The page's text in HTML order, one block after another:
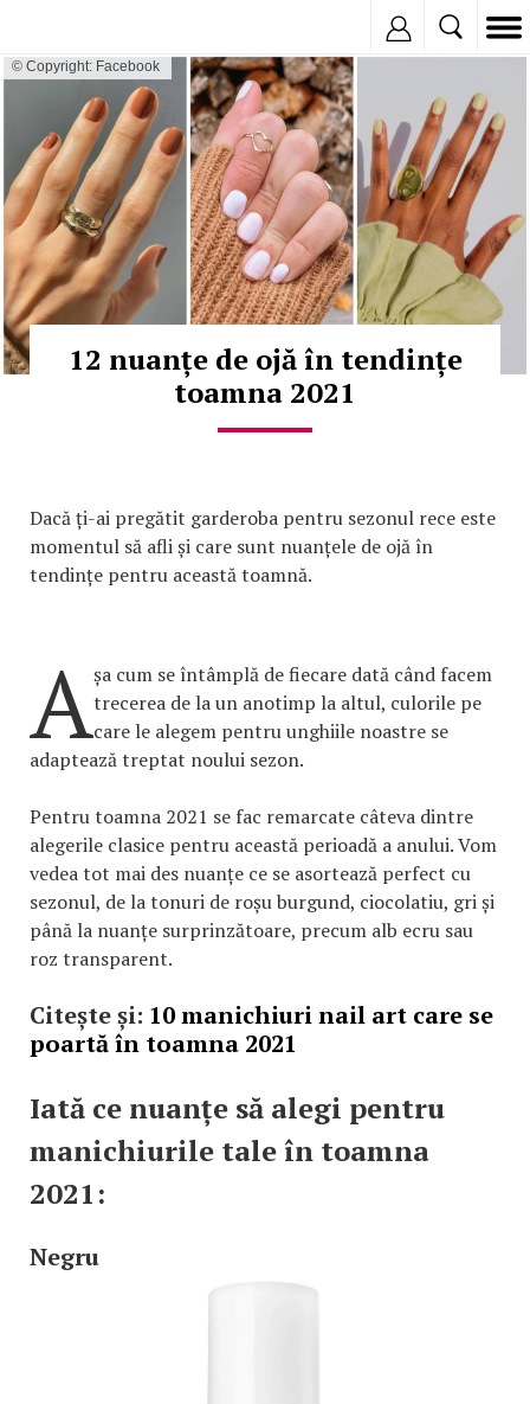
© Copyright: Facebook
12 nuanțe de ojă în tendințe
toamna 2021
Dacă ți-ai pregătit garderoba pentru sezonul rece este
momentul să afli și care sunt nuanțele de ojă în
tendințe pentru această toamnă.
Așa cum se întâmplă de fiecare dată când facem
trecerea de la un anotimp la altul, culorile pe
care le alegem pentru unghiile noastre se
adaptează treptat noului sezon.
Pentru toamna 2021 se fac remarcate câteva dintre
alegerile clasice pentru această perioadă a anului. Vom
vedea tot mai des nuanțe ce se asortează perfect cu
sezonul, de la tonuri de roșu burgund, ciocolatiu, gri și
până la nuanțe surprinzătoare, precum alb ecru sau
roz transparent.
Citește și: 10 manichiuri nail art care se
poartă în toamna 2021
Iată ce nuanțe să alegi pentru
manichiurile tale în toamna
2021:
Negru